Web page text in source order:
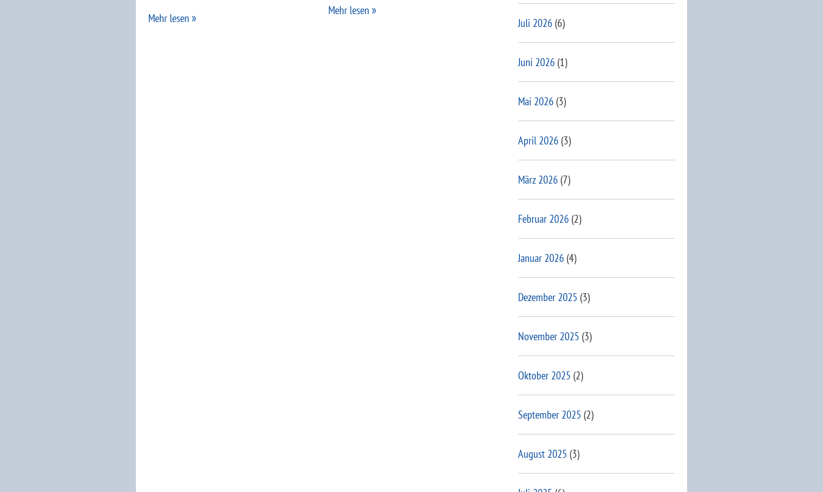
Mehr lesen
Mehr lesen
Juli 2026(6)
Juni 2026(1)
Mai 2026(3)
April 2026(3)
März 2026(7)
Februar 2026(2)
Januar 2026(4)
Dezember 2025 (3)
November 2025 (3)
Oktober 2025 (2)
September 2025 (2)
August 2025 (3)